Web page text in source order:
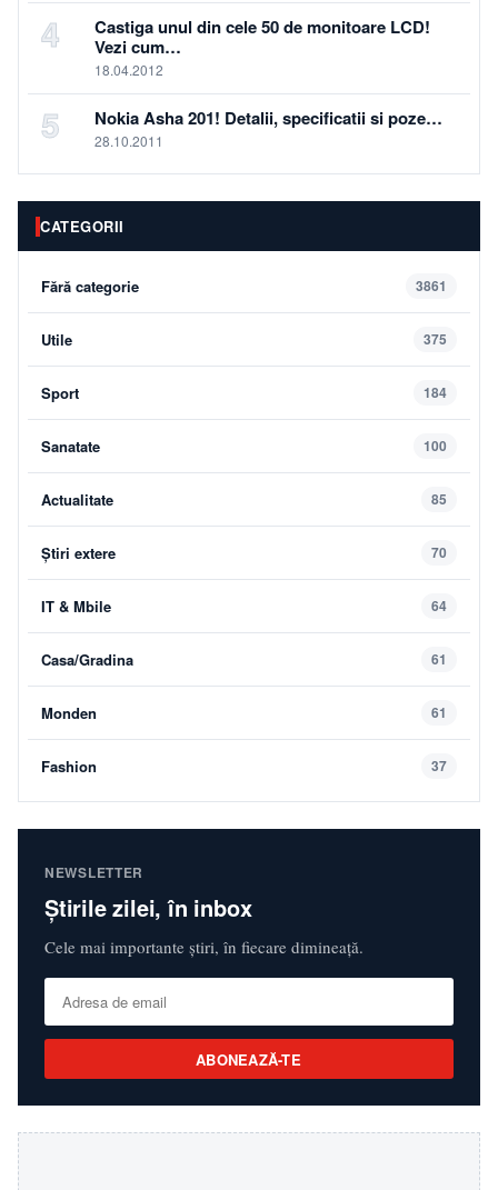
4
Castiga unul din cele 50 de monitoare LCD!
Vezi cum…
18.04.2012
5 Nokia Asha 201! Detalii, specificatii si poze…
28.10.2011
CATEGORII
Fără categorie 3861
Utile 375
Sport 184
Sanatate 100
Actualitate 85
Știri extere 70
IT & Mbile 64
Casa/Gradina 61
Monden 61
Fashion 37
NEWSLETTER
Știrile zilei, în inbox
Cele mai importante știri, în fiecare dimineață.
ABONEAZĂ-TE